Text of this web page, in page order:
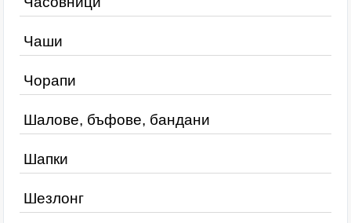
Чаши
Чорапи
Шалове, бъфове, бандани
Шапки
Шезлонг